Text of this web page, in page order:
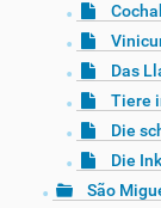
Das
Tiere
Die
Die
São